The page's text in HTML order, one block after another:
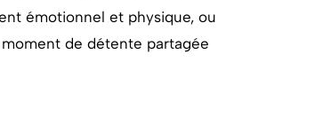
émotionnel et physique, ou
de détente partagée